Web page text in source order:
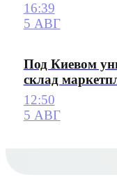
16:39
5 АВГ
Под Киевом
склад
12:50
5 АВГ